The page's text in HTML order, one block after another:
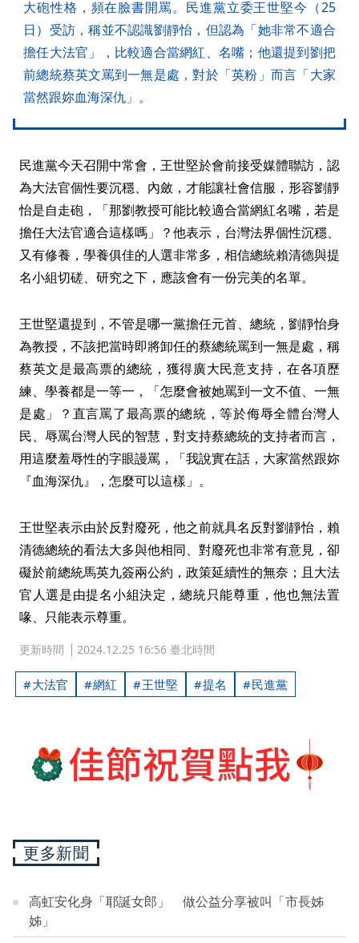
大砲性格，頻在臉書開罵。民進黨立委王世堅今（25
日）受訪，稱並不認識劉靜怡，但認為「她非常不適合
擔任大法官」，比較適合當網紅、名嘴；他還提到劉把
前總統蔡英文罵到一無是處，對於「英粉」而言「大家
當然跟妳血海深仇」。
民進黨今天召開中常會，王世堅於會前接受媒體聯訪，認
為大法官個性要沉穩、內斂，才能讓社會信服，形容劉靜
怡是自走砲，「那劉教授可能比較適合當網紅名嘴，若是
擔任大法官適合這樣嗎」？他表示，台灣法界個性沉穩、
又有修養，學養俱佳的人選非常多，相信總統賴清德與提
名小組切磋、研究之下，應該會有一份完美的名單。
王世堅還提到，不管是哪一黨擔任元首、總統，劉靜怡身
為教授，不該把當時即將卸任的蔡總統罵到一無是處，稱
蔡英文是最高票的總統，獲得廣大民意支持，在各項歷
練、學養都是一等一，「怎麼會被她罵到一文不值、一無
是處」？直言罵了最高票的總統，等於侮辱全體台灣人
民、辱罵台灣人民的智慧，對支持蔡總統的支持者而言，
用這麼羞辱性的字眼謾罵，「我說實在話，大家當然跟妳
『血海深仇』，怎麼可以這樣」。
王世堅表示由於反對廢死，他之前就具名反對劉靜怡，賴
清德總統的看法大多與他相同、對廢死也非常有意見，卻
礙於前總統馬英九簽兩公約，政策延續性的無奈；且大法
官人選是由提名小組決定，總統只能尊重，他也無法置
喙、只能表示尊重。
更新時間 2024.12.25 16:56 臺北時間
大法官 網紅 王世堅 提名 民進黨
更多新聞
高虹安化身「耶誕女郎」 做公益分享被叫「市長姊
姊」